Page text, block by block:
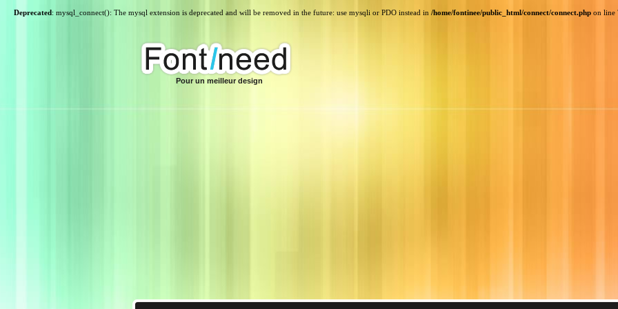
Deprecated: mysql_connect(): The mysql extension is deprecated and will be removed in the future: use mysqli or PDO instead in /home/fontinee/public_html/connect/connect.php on line
Pour un meilleur design